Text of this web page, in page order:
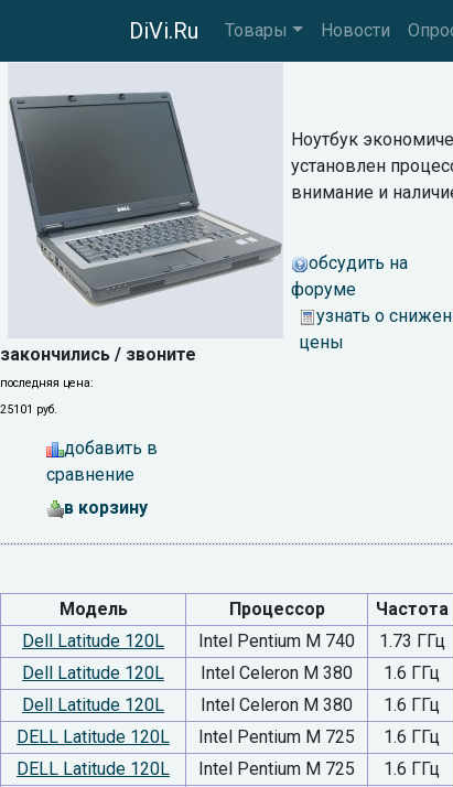
DiVi.Ru Товары Новости
закончились / звоните
последняя цена:
25101 руб.
добавить в
сравнение
в корзину
Ноутбук
установлен
внимание и
обсудить на
форуме
узнать о
цены
Модель Процессор Частота
Dell Latitude 120L
Intel Pentium M 740 1.73 ГГц
Dell Latitude 120L
Intel Celeron M 380 1.6 ГГц
Dell Latitude 120L
Intel Celeron M 380 1.6 ГГц
DELL Latitude 120L
Intel Pentium M 725 1.6 ГГц
DELL Latitude 120L
Intel Pentium M 725 1.6 ГГц